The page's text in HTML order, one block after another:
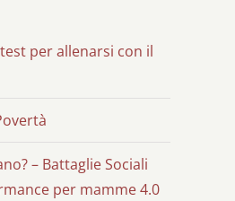
per allenarsi con il
– Battaglie Sociali
per mamme 4.0